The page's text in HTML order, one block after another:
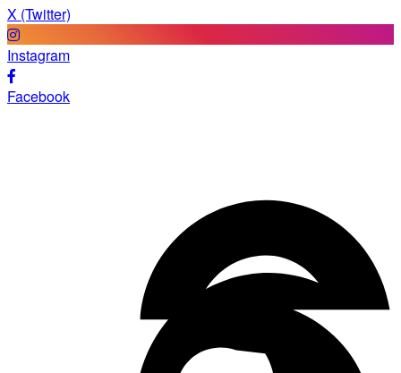
X (Twitter)
Instagram
Facebook